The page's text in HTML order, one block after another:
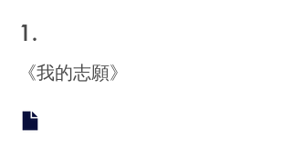
1.
《我的志願》